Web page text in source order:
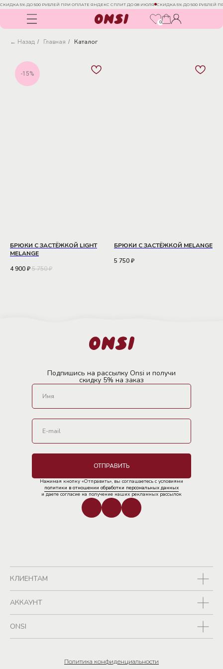
СКИДКА 5% ДО 500 РУБЛЕЙ ПРИ ОПЛАТЕ ЯНДЕКС СПЛИТ ДО 08 ИЮЛЯ СКИДКА 5% ДО 500 РУБЛЕЙ
0
← Назад / Главная / Каталог
-15%
БРЮКИ С ЗАСТЁЖКОЙ LIGHT
MELANGE
4 900₽5 750₽
БРЮКИ С ЗАСТЁЖКОЙ MELANGE
5 750₽
Подпишись на рассылку Onsi и получи
скидку 5% на заказ
ОТПРАВИТЬ
Нажимая кнопку «Отправить», вы соглашаетесь с условиями
политики в отношении обработки персональных данных
и даете согласие на получение наших рекламных рассылок
КЛИЕНТАМ
АККАУНТ
ONSI
Политика конфиденциальности